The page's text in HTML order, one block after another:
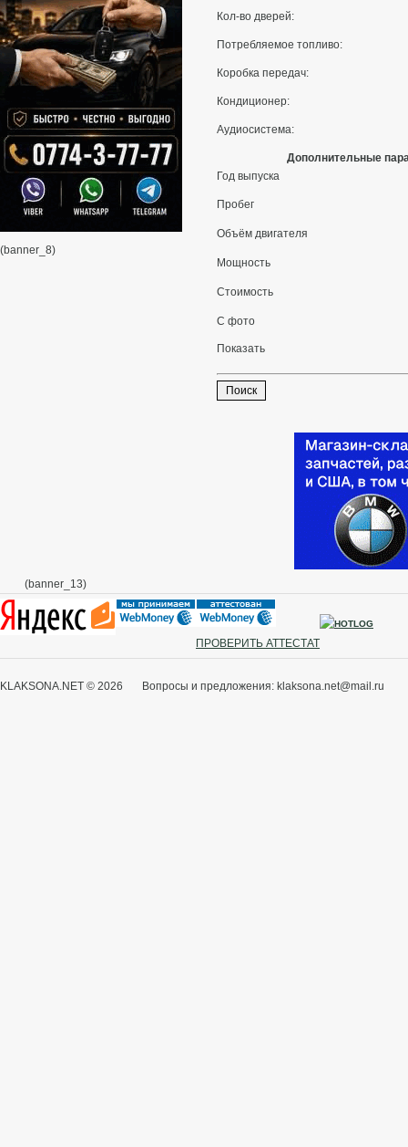
(banner_8)
Кол-во дверей:
Потребляемое топливо:
Коробка передач:
Кондиционер:
Аудиосистема:
Дополнительные
Год выпуска
Пробег
Объём двигателя
Мощность
Стоимость
С фото
Показать
(banner_13)
ПРОВЕРИТЬ АТТЕСТАТ
KLAKSONA.NET © 2026 Вопросы и предложения: klaksona.net@mail.ru